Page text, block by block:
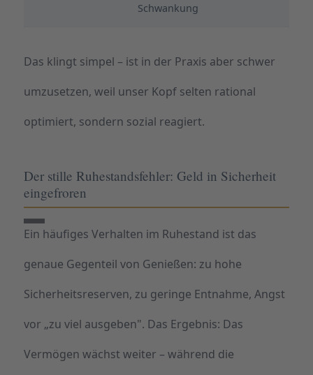
Schwankung
Das klingt simpel – ist in der Praxis aber schwer
umzusetzen, weil unser Kopf selten rational
optimiert, sondern sozial reagiert.
Der stille Ruhestandsfehler: Geld in Sicherheit
eingefroren
Ein häufiges Verhalten im Ruhestand ist das
genaue Gegenteil von Genießen: zu hohe
Sicherheitsreserven, zu geringe Entnahme, Angst
vor „zu viel ausgeben". Das Ergebnis: Das
Vermögen wächst weiter – während die